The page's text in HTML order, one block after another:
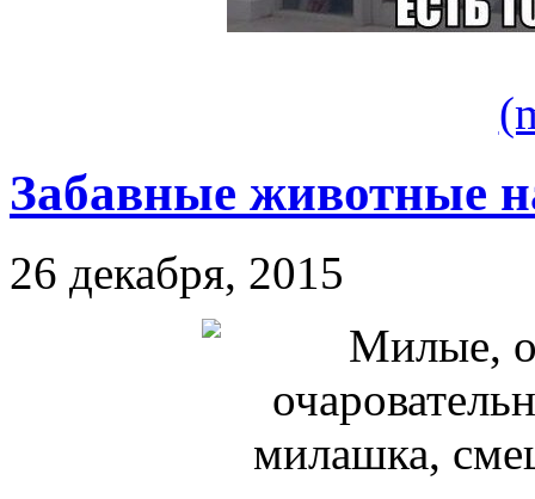
Забавные животные
26 декабря, 2015